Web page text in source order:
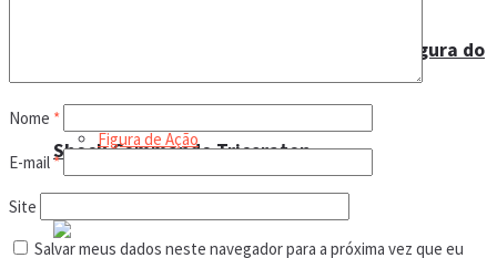
NECA expande linha Mirage Comics com figura do
Shock Commando Triceraton
Figura de Ação
Nome *
E-mail*
Site
Salvar meus dados neste navegador para a próxima vez que eu